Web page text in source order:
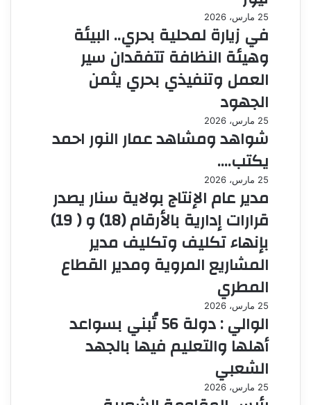
25 مارس، 2026
في زيارة لمحلية بحري.. البيئة
وهيئة النظافة تتفقدان سير
العمل وتنفيذي بحري يثمن
الجهود
25 مارس، 2026
شواهد ومشاهد عمار النور احمد
يكتب….
25 مارس، 2026
مدير عام الإنتاج بولاية سنار يصدر
قرارات إدارية بالأرقام (18) و ( 19)
بإنهاء تكليف وتكليف مدير
المشاريع المروية ومدير القطاع
المطري
25 مارس، 2026
الوالي : دولة 56 تُبني بسواعد
أهلها والتعليم فيها بالجهد
الشعبي
25 مارس، 2026